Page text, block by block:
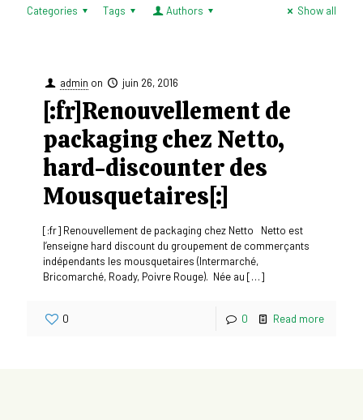
Categories Tags Authors Show all
admin on juin 26, 2016
[:fr]Renouvellement de
packaging chez Netto,
hard-discounter des
Mousquetaires[:]
[:fr] Renouvellement de packaging chez Netto Netto est
l’enseigne hard discount du groupement de commerçants
indépendants les mousquetaires (Intermarché,
Bricomarché, Roady, Poivre Rouge). Née au […]
0 0 Read more